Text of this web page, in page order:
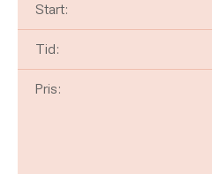
Start:
Tid:
Pris: